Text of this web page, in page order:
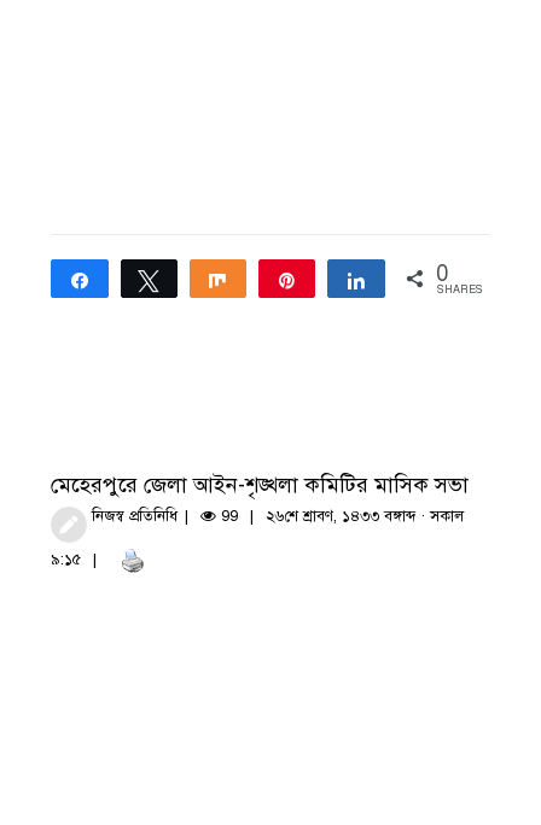
Share Tweet Share Share 0
SHARES
মেহেরপুরে জেলা আইন-শৃঙ্খলা কমিটির মাসিক সভা
নিজস্ব প্রতিনিধি 99 ২৬শে শ্রাবণ, ১৪৩৩ বঙ্গাব্দ · সকাল
৯:১৫